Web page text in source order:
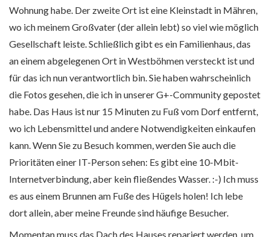
Wohnung habe. Der zweite Ort ist eine Kleinstadt in Mähren,
wo ich meinem Großvater (der allein lebt) so viel wie möglich
Gesellschaft leiste. Schließlich gibt es ein Familienhaus, das
an einem abgelegenen Ort in Westböhmen versteckt ist und
für das ich nun verantwortlich bin. Sie haben wahrscheinlich
die Fotos gesehen, die ich in unserer G+-Community gepostet
habe. Das Haus ist nur 15 Minuten zu Fuß vom Dorf entfernt,
wo ich Lebensmittel und andere Notwendigkeiten einkaufen
kann. Wenn Sie zu Besuch kommen, werden Sie auch die
Prioritäten einer IT-Person sehen: Es gibt eine 10-Mbit-
Internetverbindung, aber kein fließendes Wasser. :-) Ich muss
es aus einem Brunnen am Fuße des Hügels holen! Ich lebe
dort allein, aber meine Freunde sind häufige Besucher.
Momentan muss das Dach des Hauses repariert werden, um